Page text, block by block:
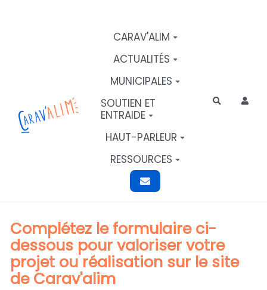
CARAV'ALIM
ACTUALITÉS
MUNICIPALES
SOUTIEN ET
ENTRAIDE
HAUT-PARLEUR
RESSOURCES
Rechercher
Complétez le formulaire ci-
dessous pour valoriser votre
projet ou réalisation sur le site
de Carav'alim